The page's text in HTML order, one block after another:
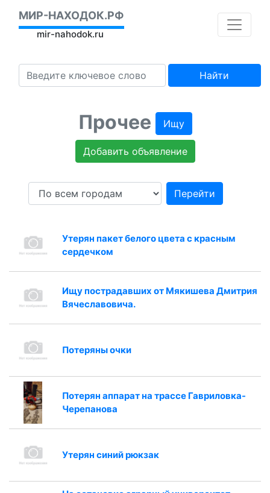
МИР-НАХОДОК.РФ
mir-nahodok.ru
Найти
Прочее Ищу
Добавить объявление
Перейти
Утерян пакет белого цвета с красным
сердечком
Ищу пострадавших от Мякишева Дмитрия
Вячеславовича.
Потеряны очки
Потерян аппарат на трассе Гавриловка-
Черепанова
Утерян синий рюкзак